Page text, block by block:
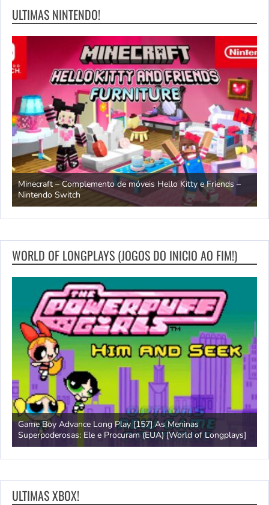
ULTIMAS NINTENDO!
Minecraft – Complemento de móveis Hello Kitty e Friends –
Nintendo Switch
WORLD OF LONGPLAYS (JOGOS DO INICIO AO FIM!)
Game Boy Advance Long Play [157] As Meninas
Superpoderosas: Ele e Procuram (EUA) [World of Longplays]
ULTIMAS XBOX!